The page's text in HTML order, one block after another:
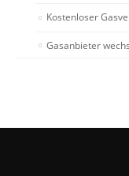
Kostenloser
Gasanbieter